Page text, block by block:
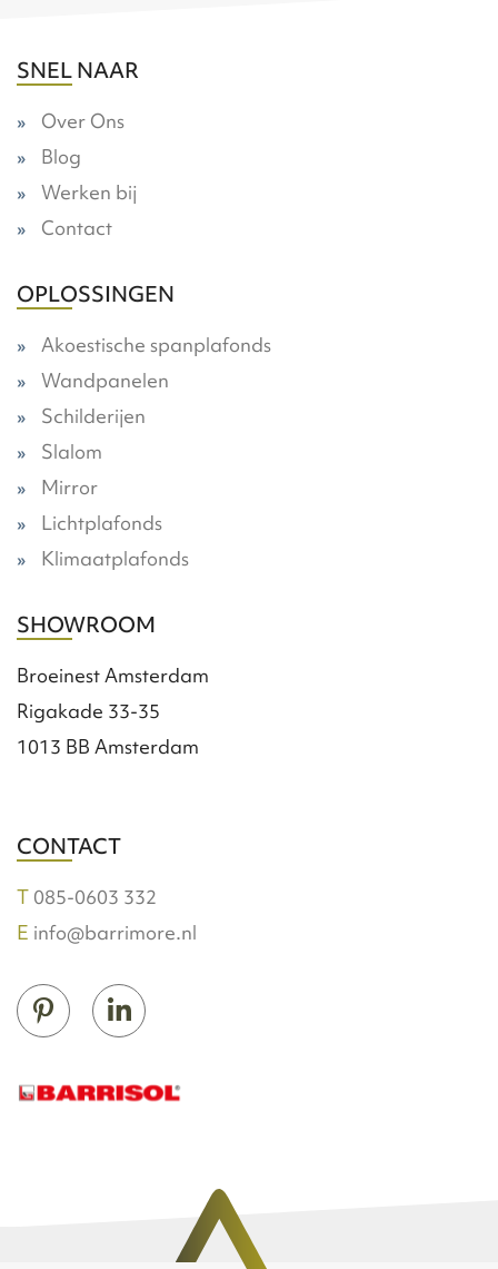
SNEL NAAR
Over Ons
Blog
Werken bij
Contact
OPLOSSINGEN
Akoestische spanplafonds
Wandpanelen
Schilderijen
Slalom
Mirror
Lichtplafonds
Klimaatplafonds
SHOWROOM
Broeinest Amsterdam
Rigakade 33-35
1013 BB Amsterdam
CONTACT
085-0603 332
info@barrimore.nl